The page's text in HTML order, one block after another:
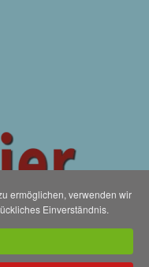
ermöglichen, verwenden wir
Einverständnis.